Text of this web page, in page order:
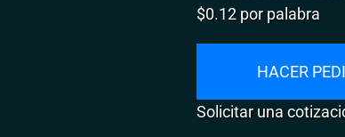
$0.12 por palabra
HACER
Solicitar una